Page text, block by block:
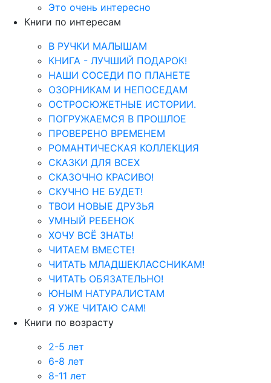
Это очень интересно
Книги по интересам
В РУЧКИ МАЛЫШАМ
КНИГА - ЛУЧШИЙ ПОДАРОК!
НАШИ СОСЕДИ ПО ПЛАНЕТЕ
ОЗОРНИКАМ И НЕПОСЕДАМ
ОСТРОСЮЖЕТНЫЕ ИСТОРИИ.
ПОГРУЖАЕМСЯ В ПРОШЛОЕ
ПРОВЕРЕНО ВРЕМЕНЕМ
РОМАНТИЧЕСКАЯ КОЛЛЕКЦИЯ
СКАЗКИ ДЛЯ ВСЕХ
СКАЗОЧНО КРАСИВО!
СКУЧНО НЕ БУДЕТ!
ТВОИ НОВЫЕ ДРУЗЬЯ
УМНЫЙ РЕБЕНОК
ХОЧУ ВСЁ ЗНАТЬ!
ЧИТАЕМ ВМЕСТЕ!
ЧИТАТЬ МЛАДШЕКЛАССНИКАМ!
ЧИТАТЬ ОБЯЗАТЕЛЬНО!
ЮНЫМ НАТУРАЛИСТАМ
Я УЖЕ ЧИТАЮ САМ!
Книги по возрасту
2-5 лет
6-8 лет
8-11 лет